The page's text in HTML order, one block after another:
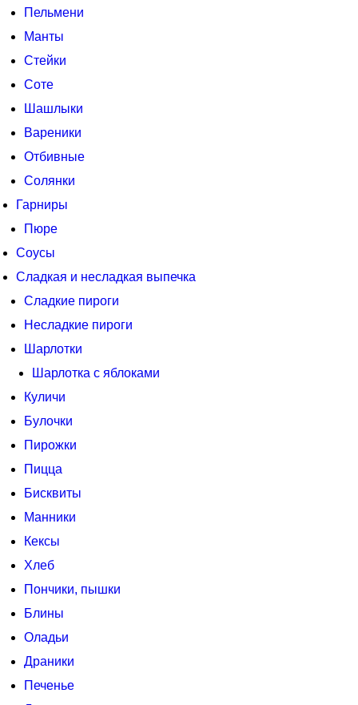
Пельмени
Манты
Стейки
Соте
Шашлыки
Вареники
Отбивные
Солянки
Гарниры
Пюре
Соусы
Сладкая и несладкая выпечка
Сладкие пироги
Несладкие пироги
Шарлотки
Шарлотка с яблоками
Куличи
Булочки
Пирожки
Пицца
Бисквиты
Манники
Кексы
Хлеб
Пончики, пышки
Блины
Оладьи
Драники
Печенье